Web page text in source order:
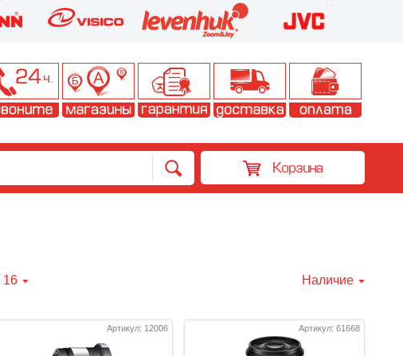
Корзина
16 Наличие
Артикул: 12006 Артикул: 61668